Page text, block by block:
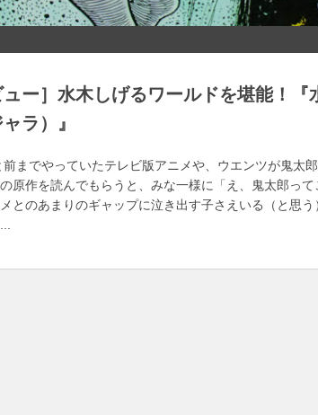
ュー］水木しげるワールドを堪能！
ャラ）』
前までやっていたテレビ版アニメや、ウエンツが鬼太
原作を読んでもらうと、みな一様に「え、鬼太郎っ
とのあまりのギャップに泣き出す子さえいる（と思う